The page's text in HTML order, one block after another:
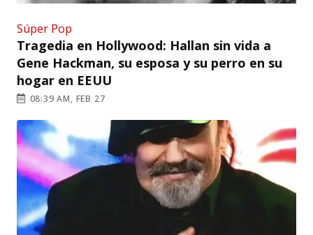
Súper Pop
Tragedia en Hollywood: Hallan sin vida a
Gene Hackman, su esposa y su perro en su
hogar en EEUU
08:39 AM, FEB 27